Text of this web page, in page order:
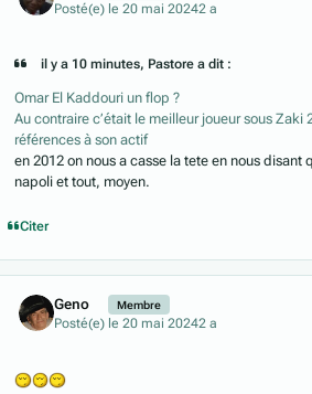
Posté(e) le 20 mai 20242 a
il y a 10 minutes, Pastore a dit :
Omar El Kaddouri un flop ?
Au contraire c’était le meilleur joueur sous Zaki
références à son actif
en 2012 on nous a casse la tete en nous disant
napoli et tout, moyen.
Citer
Geno Membre
Posté(e) le 20 mai 20242 a